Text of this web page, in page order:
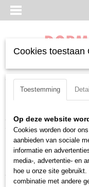
Inloggen Registreren
Home >Wisselplaten>
Sorteer op:
Cookies toestaan
Toestemming
Op deze website
Cookies worden door
aanbieden van sociale
informatie en
media-, advertentie- en
hoe u onze site
combinatie met andere